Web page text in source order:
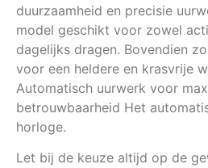
duurzaamheid en precisie
model geschikt voor zowel
dagelijks dragen. Bovendien
voor een heldere en krasvrije
Automatisch uurwerk voor
betrouwbaarheid Het
horloge.
Let bij de keuze altijd op de